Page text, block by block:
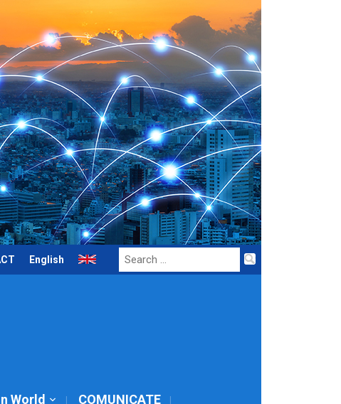
English
Search
for:
World COMUNICATE